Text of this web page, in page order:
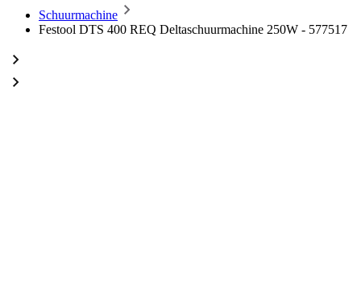
Schuurmachine
Festool DTS 400 REQ Deltaschuurmachine 250W - 577517